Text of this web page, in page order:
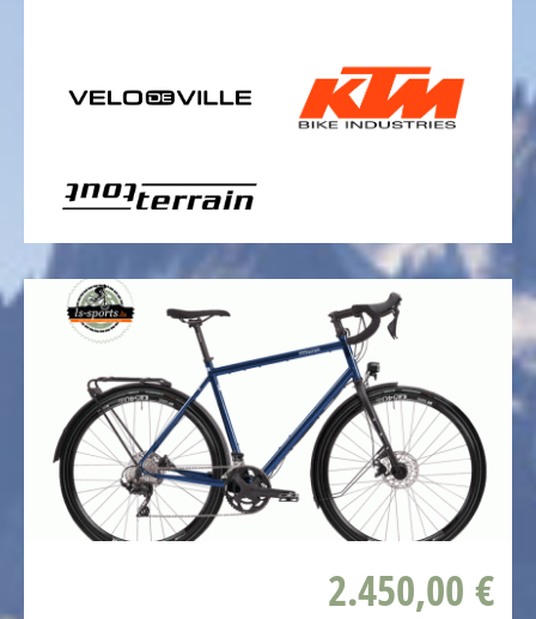
Vélos
Vélos
tout
chemin
VTC
Vélos
de
ville
Vélos
pliables
Vélos
tandem
2.450,00 €